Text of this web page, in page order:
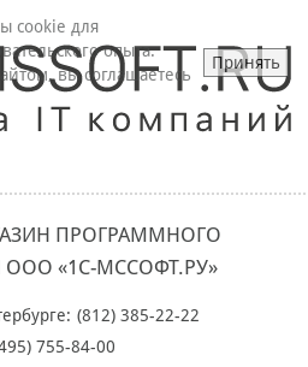
ПРОГРАММНОГО
«1С-МССОФТ.РУ»
(812) 385-22-22
755-84-00
cookie для
опыта.
вы соглашаетесь
Принять